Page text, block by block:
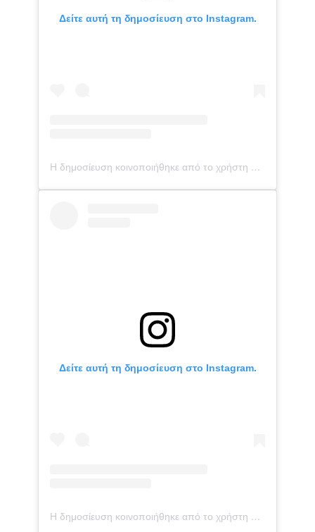
Δείτε αυτή τη δημοσίευση στο Instagram.
Η δημοσίευση κοινοποιήθηκε από το χρήστη Myriella Kourenti (@myriella_kourenti_official)
Δείτε αυτή τη δημοσίευση στο Instagram.
Η δημοσίευση κοινοποιήθηκε από το χρήστη Myriella Kourenti (@myriella_kourenti_official)